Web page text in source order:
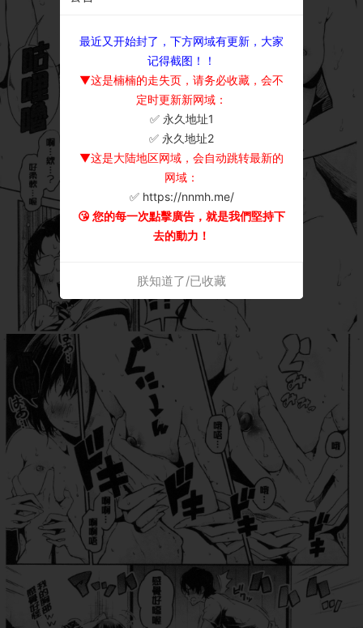
最近又开始封了，下方网域有更新，大家
记得截图！！
▼这是楠楠的走失页，请务必收藏，会不
定时更新新网域：
✅ 永久地址1
✅ 永久地址2
▼这是大陆地区网域，会自动跳转最新的
网域：
✅ https://nnmh.me/
😘 您的每一次點擊廣告，就是我們堅持下
去的動力！
朕知道了/已收藏